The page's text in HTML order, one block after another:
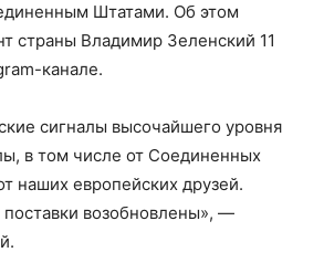
Штатами. Об этом
страны Владимир Зеленский 11
канале.
сигналы высочайшего уровня
в том числе от Соединенных
наших европейских друзей.
возобновлены», —